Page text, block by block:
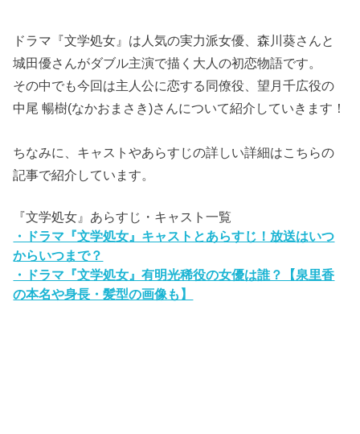
ドラマ『文学処女』は人気の実力派女優、森川葵さんと
城田優さんがダブル主演で描く大人の初恋物語です。
その中でも今回は主人公に恋する同僚役、望月千広役の
中尾 暢樹(なかおまさき)さんについて紹介していきます！
ちなみに、キャストやあらすじの詳しい詳細はこちらの
記事で紹介しています。
『文学処女』あらすじ・キャスト一覧
・ドラマ『文学処女』キャストとあらすじ！放送はいつ
からいつまで？
・ドラマ『文学処女』有明光稀役の女優は誰？【泉里香
の本名や身長・髪型の画像も】